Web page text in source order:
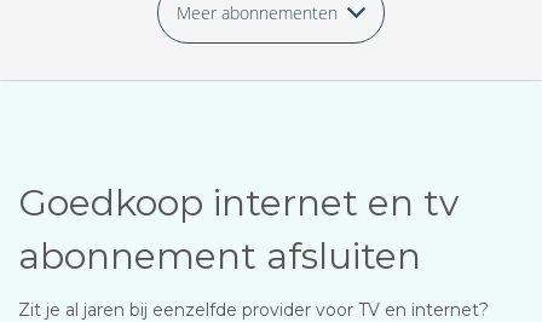
Meer abonnementen
Goedkoop internet en tv
abonnement afsluiten
Zit je al jaren bij eenzelfde provider voor TV en internet?